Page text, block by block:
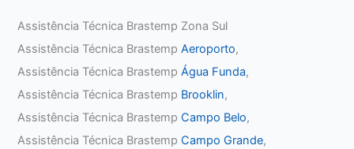
Assistência Técnica Brastemp Zona Sul
Assistência Técnica BrastempAeroporto,
Assistência Técnica BrastempÁgua Funda,
Assistência Técnica Brastemp Brooklin,
Assistência Técnica BrastempCampo Belo,
Assistência Técnica BrastempCampo Grande,